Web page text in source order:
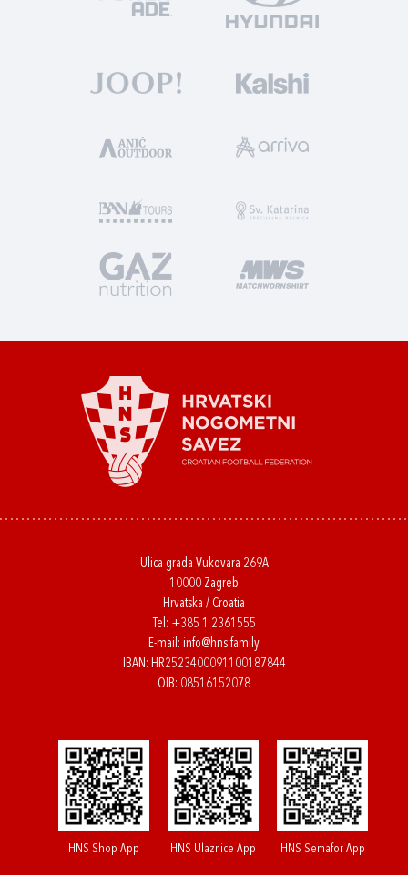
Ulica grada Vukovara 269A
10000 Zagreb
Hrvatska / Croatia
Tel: +385 1 2361555
E-mail: info@hns.family
IBAN: HR2523400091100187844
OIB: 08516152078
HNS Shop App HNS Ulaznice App HNS Semafor App